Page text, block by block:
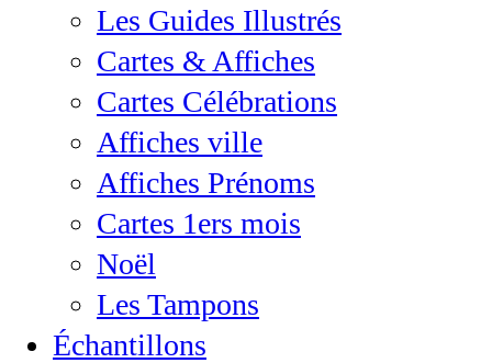
Les Guides Illustrés
Cartes & Affiches
Cartes Célébrations
Affiches ville
Affiches Prénoms
Cartes 1ers mois
Noël
Les Tampons
Échantillons